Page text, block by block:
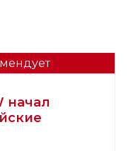
начал